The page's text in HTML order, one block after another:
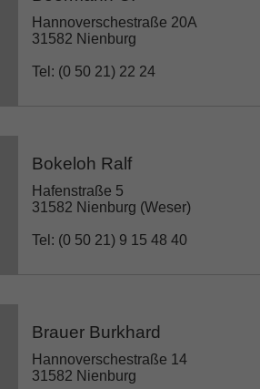
Hannoverschestraße 20A
31582 Nienburg
Tel: (0 50 21) 22 24
Bokeloh Ralf
Hafenstraße 5
31582 Nienburg (Weser)
Tel: (0 50 21) 9 15 48 40
Brauer Burkhard
Hannoverschestraße 14
31582 Nienburg